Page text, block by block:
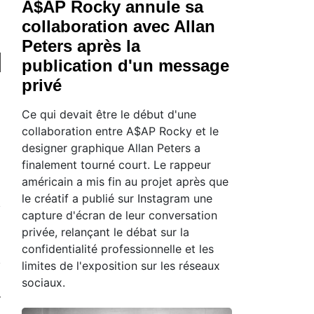
A$AP Rocky annule sa
collaboration avec Allan
Peters après la
publication d'un message
privé
Ce qui devait être le début d'une
collaboration entre A$AP Rocky et le
designer graphique Allan Peters a
finalement tourné court. Le rappeur
américain a mis fin au projet après que
le créatif a publié sur Instagram une
capture d'écran de leur conversation
privée, relançant le débat sur la
confidentialité professionnelle et les
limites de l'exposition sur les réseaux
sociaux.